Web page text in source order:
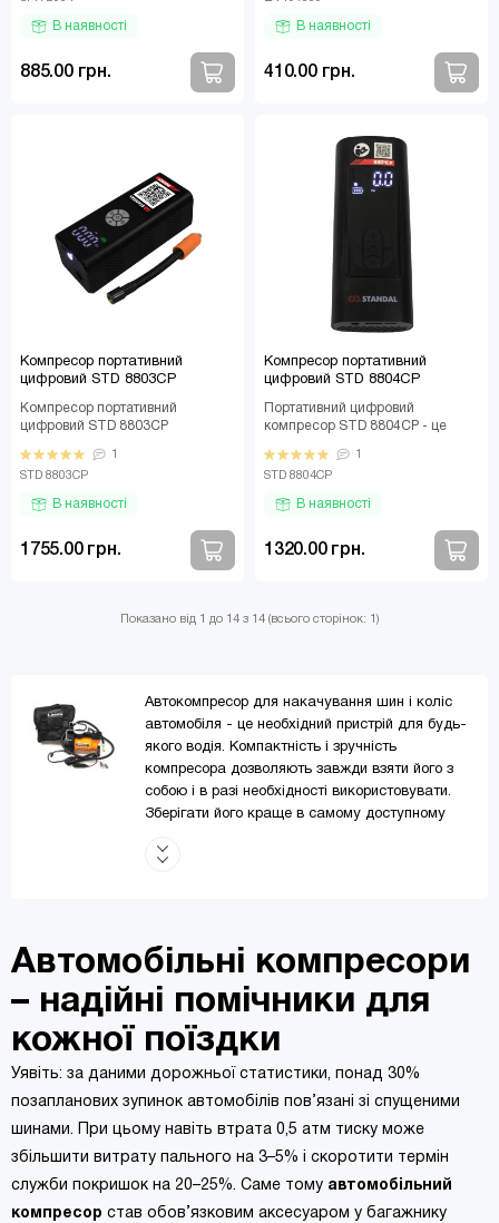
В наявності
885.00 грн.
В наявності
410.00 грн.
Компресор портативний
цифровий STD 8803CP
Компресор портативний
цифровий STD 8803CP
8803CP — це сучасний пристрій
із..
1
STD 8803CP
В наявності
1755.00 грн.
Компресор портативний
цифровий STD 8804CP
Портативний цифровий
компресор STD 8804CP - це
обладнаний літій-іонним
акумулят..
1
STD 8804CP
В наявності
1320.00 грн.
Показано від 1 до 14 з 14 (всього сторінок: 1)
Автокомпресор для накачування шин і коліс
автомобіля - це необхідний пристрій для будь-
якого водія. Компактність і зручність
компресора дозволяють завжди взяти його з
собою і в разі необхідності використовувати.
Зберігати його краще в самому доступному
ситуації можуть виникнути в будь-який момент.
також зручна сумка для зберігання і
транспортування. Крім цього, в асортименті є
також компресор для кемпінгу, який
призначений для накачування надувних
матраців, кругів для плавання, тощо.
Купити компресор автомобільний LAVITA - це
означає доглядати за шинами вашого
автомобіля, що є невід'ємною частиною
безпеки на дорозі. Регулярна перевірка шин на
наявність пошкоджень і зносу протектора
списку обслуговування автомобіля своїми
руками.
Автомобільні компресори
– надійні помічники для
кожної поїздки
Уявіть: за даними дорожньої статистики, понад 30%
позапланових зупинок автомобілів пов’язані зі спущеними
шинами. При цьому навіть втрата 0,5 атм тиску може
збільшити витрату пального на 3–5% і скоротити термін
служби покришок на 20–25%. Саме тому автомобільний
компресор став обов’язковим аксесуаром у багажнику